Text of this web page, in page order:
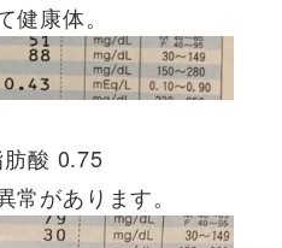
康体。
酸 0.75
があります。